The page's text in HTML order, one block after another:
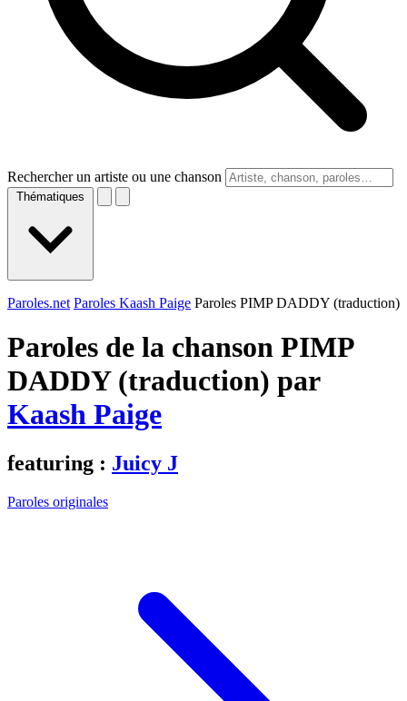
Rechercher un artiste ou une chanson
Thématiques
Paroles.net Paroles Kaash Paige Paroles PIMP DADDY (traduction)
Paroles de la chanson PIMP
DADDY (traduction) par
Kaash Paige
featuring : Juicy J
Paroles originales